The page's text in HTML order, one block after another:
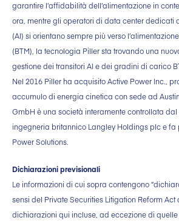
garantire l’affidabilità dell’alimentazione in
ora, mentre gli operatori di data center dedicati
(AI) si orientano sempre più verso
(BTM), la tecnologia Piller sta trovando una
gestione dei transitori AI e dei gradini di carico
Nel 2016 Piller ha acquisito Active Power Inc.,
accumulo di energia cinetica con sede ad
GmbH è una società interamente controllata
ingegneria britannico Langley Holdings plc e fa
Power Solutions.
Dichiarazioni previsionali
Le informazioni di cui sopra contengono
sensi del Private Securities Litigation Reform Act
dichiarazioni qui incluse, ad eccezione di quelle